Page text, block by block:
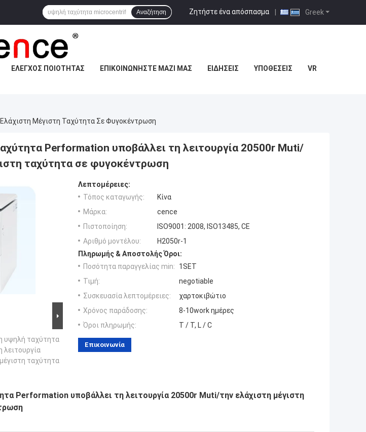
Greek
Ζητήστε ένα απόσπασμα |
Αναζήτηση
ΈΛΕΓΧΟΣ ΠΟΙΌΤΗΤΑΣ ΕΠΙΚΟΙΝΩΝΉΣΤΕ ΜΑΖΊ ΜΑΣ ΕΙΔΉΣΕΙΣ ΥΠΟΘΈΣΕΙΣ VR
Μέγιστη Ταχύτητα Σε Φυγοκέντρωση
Performation υποβάλλει τη λειτουργία 20500r Muti/
ταχύτητα σε φυγοκέντρωση
υψηλή ταχύτητα
ταχύτητα
Λεπτομέρειες:
Τόπος καταγωγής:
Κίνα
Μάρκα:
cence
Πιστοποίηση:
ISO9001: 2008, ISO13485, CE
Αριθμό μοντέλου:
H2050r-1
Πληρωμής & Αποστολής Όροι:
Ποσότητα παραγγελίας min:
1SET
Τιμή:
negotiable
Συσκευασία λεπτομέρειες:
χαρτοκιβώτιο
Χρόνος παράδοσης:
8-10work ημέρες
Όροι πληρωμής:
T / T, L / C
Επικοινωνία
Performation υποβάλλει τη λειτουργία 20500r Muti/την ελάχιστη μέγιστη